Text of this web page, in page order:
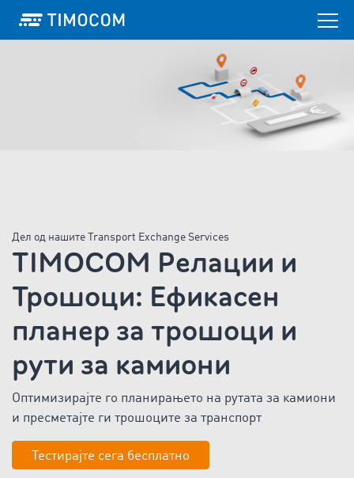
Дел од нашите Transport Exchange Services
TIMOCOM Релации и
Трошоци: Ефикасен
планер за трошоци и
рути за камиони
Оптимизирајте го планирањето на рутата за камиони
и пресметајте ги трошоците за транспорт
Тестирајте сега бесплатно